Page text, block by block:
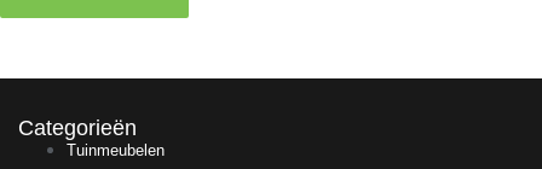
Categorieën
Tuinmeubelen